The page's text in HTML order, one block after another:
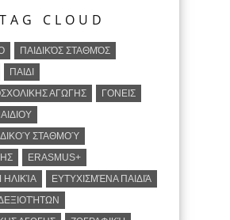
TAG CLOUD
ΠΑΙΔΙΚΌΣ ΣΤΑΘΜΌΣ
ΠΑΙΔΙ
ΑΓΩΓΗΣ
ΓΟΝΕΙΣ
ΣΤΑΘΜΟΎ
ERASMUS+
ΕΥΤΥΧΙΣΜΈΝΑ ΠΑΙΔΙΆ